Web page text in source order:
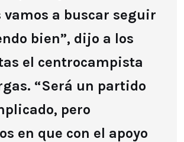
vamos a buscar seguir
bien”, dijo a los
el centrocampista
“Será un partido
pero
en que con el apoyo